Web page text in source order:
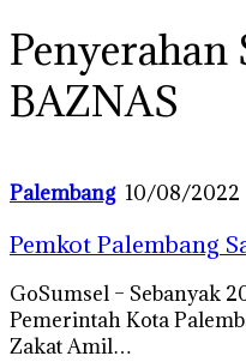
Penyerahan
BAZNAS
Palembang 10/08/2022
Pemkot Palembang
GoSumsel – Sebanyak
Pemerintah Kota
Zakat Amil…